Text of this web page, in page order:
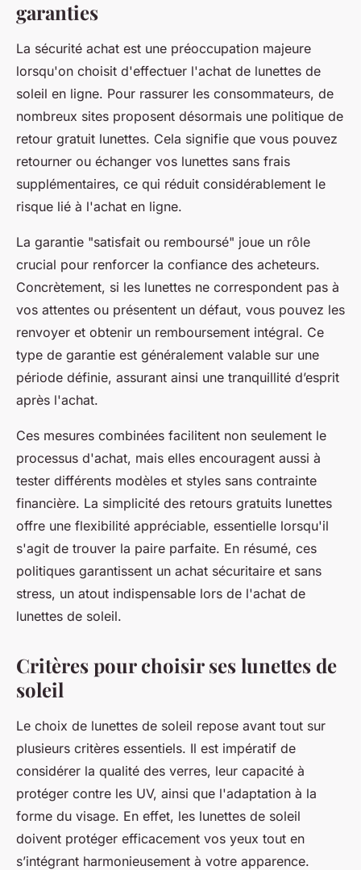
garanties
La sécurité achat est une préoccupation majeure
lorsqu'on choisit d'effectuer l'achat de lunettes de
soleil en ligne. Pour rassurer les consommateurs, de
nombreux sites proposent désormais une politique de
retour gratuit lunettes. Cela signifie que vous pouvez
retourner ou échanger vos lunettes sans frais
supplémentaires, ce qui réduit considérablement le
risque lié à l'achat en ligne.
La garantie "satisfait ou remboursé" joue un rôle
crucial pour renforcer la confiance des acheteurs.
Concrètement, si les lunettes ne correspondent pas à
vos attentes ou présentent un défaut, vous pouvez les
renvoyer et obtenir un remboursement intégral. Ce
type de garantie est généralement valable sur une
période définie, assurant ainsi une tranquillité d’esprit
après l'achat.
Ces mesures combinées facilitent non seulement le
processus d'achat, mais elles encouragent aussi à
tester différents modèles et styles sans contrainte
financière. La simplicité des retours gratuits lunettes
offre une flexibilité appréciable, essentielle lorsqu'il
s'agit de trouver la paire parfaite. En résumé, ces
politiques garantissent un achat sécuritaire et sans
stress, un atout indispensable lors de l'achat de
lunettes de soleil.
Critères pour choisir ses lunettes de
soleil
Le choix de lunettes de soleil repose avant tout sur
plusieurs critères essentiels. Il est impératif de
considérer la qualité des verres, leur capacité à
protéger contre les UV, ainsi que l'adaptation à la
forme du visage. En effet, les lunettes de soleil
doivent protéger efficacement vos yeux tout en
s’intégrant harmonieusement à votre apparence.